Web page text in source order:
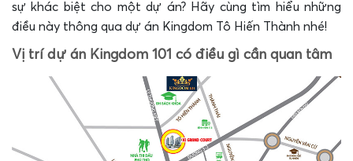
sự khác biệt cho một dự án? Hãy cùng tìm hiểu những
điều này thông qua dự án Kingdom Tô Hiến Thành nhé!
Vị trí dự án Kingdom 101 có điều gì cần quan tâm